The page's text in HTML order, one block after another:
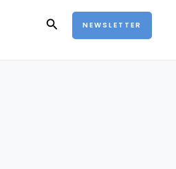
Rechercher
NEWSLETTER